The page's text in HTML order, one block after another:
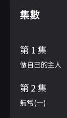
集數
第 1 集
做自己的主人
第 2 集
無常(一)